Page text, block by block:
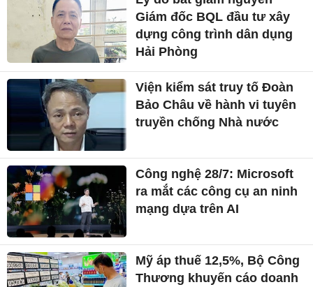
Giám đốc BQL đầu tư xây
dựng công trình dân dụng
Hải Phòng
Viện kiểm sát truy tố Đoàn
Bảo Châu về hành vi tuyên
truyền chống Nhà nước
Công nghệ 28/7: Microsoft
ra mắt các công cụ an ninh
mạng dựa trên AI
Mỹ áp thuế 12,5%, Bộ Công
Thương khuyến cáo doanh